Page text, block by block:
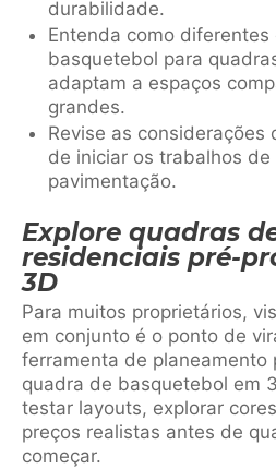
durabilidade.
Entenda como diferentes
basquetebol para
adaptam a espaços
grandes.
Revise as considerações
de iniciar os trabalhos
pavimentação.
Explore quadras
residenciais pré-
3D
Para muitos proprietários,
em conjunto é o ponto de
ferramenta de planeamento
quadra de basquetebol em
testar layouts, explorar
preços realistas antes de
começar.